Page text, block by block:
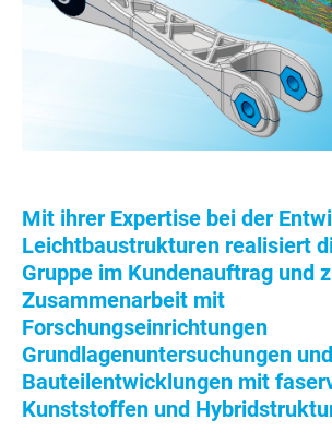
Mit ihrer Expertise bei der
Leichtbaustrukturen realisiert
Gruppe im Kundenauftrag und
Zusammenarbeit mit
Forschungseinrichtungen
Grundlagenuntersuchungen und
Bauteilentwicklungen mit
Kunststoffen und